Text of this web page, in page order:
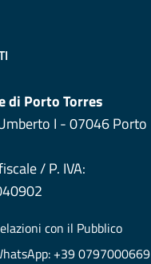
di Porto Torres
I - 07046 Porto
/ P. IVA:
con il Pubblico
+39 0797000669